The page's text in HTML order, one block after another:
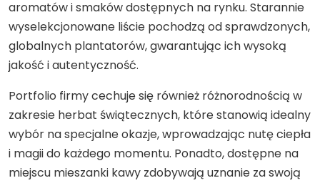
aromatów i smaków dostępnych na rynku. Starannie
wyselekcjonowane liście pochodzą od sprawdzonych,
globalnych plantatorów, gwarantując ich wysoką
jakość i autentyczność.
Portfolio firmy cechuje się również różnorodnością w
zakresie herbat świątecznych, które stanowią idealny
wybór na specjalne okazje, wprowadzając nutę ciepła
i magii do każdego momentu. Ponadto, dostępne na
miejscu mieszanki kawy zdobywają uznanie za swoją